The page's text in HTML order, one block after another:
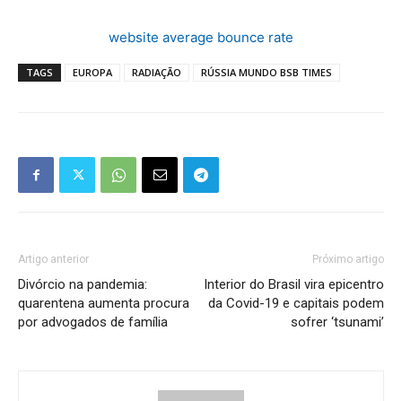
website average bounce rate
TAGS EUROPA RADIAÇÃO RÚSSIA MUNDO BSB TIMES
Artigo anterior
Divórcio na pandemia:
quarentena aumenta procura
por advogados de família
Próximo artigo
Interior do Brasil vira epicentro
da Covid-19 e capitais podem
sofrer ‘tsunami’